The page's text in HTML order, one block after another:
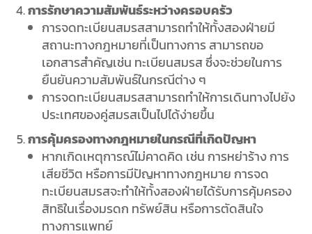
การรักษาความสัมพันธ์ระหว่างครอบครัว
การจดทะเบียนสมรสสามารถทำให้ทั้งสองฝ่ายมี
สถานะทางกฎหมายที่เป็นทางการ สามารถขอ
เอกสารสำคัญเช่น ทะเบียนสมรส ซึ่งจะช่วยในการ
ยืนยันความสัมพันธ์ในกรณีต่าง ๆ
การจดทะเบียนสมรสสามารถทำให้การเดินทางไปยัง
ประเทศของคู่สมรสเป็นไปได้ง่ายขึ้น
การคุ้มครองทางกฎหมายในกรณีที่เกิดปัญหา
หากเกิดเหตุการณ์ไม่คาดคิด เช่น การหย่าร้าง การ
เสียชีวิต หรือการมีปัญหาทางกฎหมาย การจด
ทะเบียนสมรสจะทำให้ทั้งสองฝ่ายได้รับการคุ้มครอง
สิทธิในเรื่องมรดก ทรัพย์สิน หรือการตัดสินใจ
ทางการแพทย์